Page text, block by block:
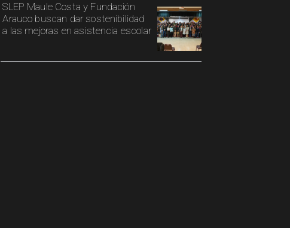
SLEP Maule Costa y Fundación
Arauco buscan dar sostenibilidad
a las mejoras en asistencia escolar